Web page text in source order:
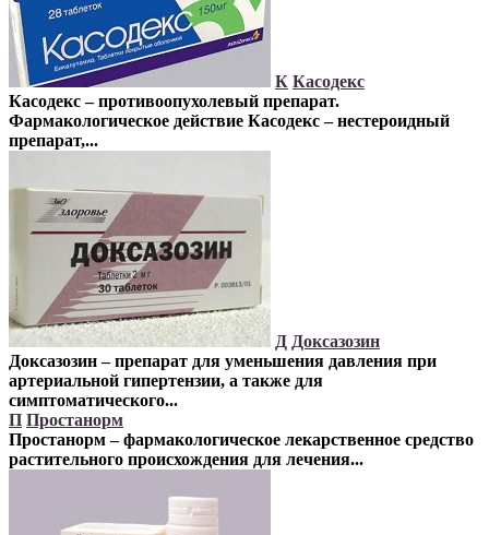
К Касодекс
Касодекс – противоопухолевый препарат.
Фармакологическое действие Касодекс – нестероидный
препарат,...
Д Доксазозин
Доксазозин – препарат для уменьшения давления при
артериальной гипертензии, а также для
симптоматического...
П Простанорм
Простанорм – фармакологическое лекарственное средство
растительного происхождения для лечения...